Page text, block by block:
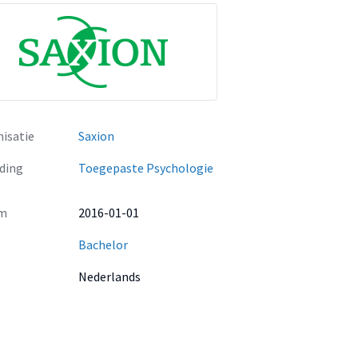
Saxion
Toegepaste Psychologie
2016-01-01
Bachelor
Nederlands